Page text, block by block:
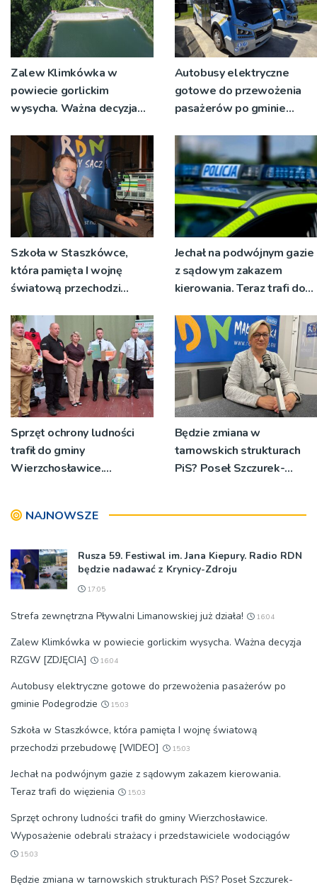
Zalew Klimkówka w
powiecie gorlickim
wysycha. Ważna decyzja
Autobusy elektryczne
gotowe do przewożenia
pasażerów po gminie
Szkoła w Staszkówce,
która pamięta I wojnę
światową przechodzi
Jechał na podwójnym gazie
z sądowym zakazem
kierowania. Teraz trafi do
Sprzęt ochrony ludności
trafił do gminy
Wierzchosławice.
wodociągów
Będzie zmiana w
tarnowskich strukturach
PiS? Poseł Szczurek-
NAJNOWSZE
Rusza 59. Festiwal im. Jana Kiepury. Radio RDN
będzie nadawać z Krynicy-Zdroju
17:05
Strefa zewnętrzna Pływalni Limanowskiej już działa! 16:04
Zalew Klimkówka w powiecie gorlickim wysycha. Ważna decyzja
RZGW [ZDJĘCIA]
16:04
Autobusy elektryczne gotowe do przewożenia pasażerów po
gminie Podegrodzie
15:03
Szkoła w Staszkówce, która pamięta I wojnę światową
przechodzi przebudowę [WIDEO]
15:03
Jechał na podwójnym gazie z sądowym zakazem kierowania.
Teraz trafi do więzienia
15:03
Sprzęt ochrony ludności trafił do gminy Wierzchosławice.
Wyposażenie odebrali strażacy i przedstawiciele wodociągów
15:03
Będzie zmiana w tarnowskich strukturach PiS? Poseł Szczurek-